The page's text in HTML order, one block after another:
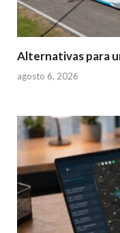
Alternativas para
agosto 6, 2026